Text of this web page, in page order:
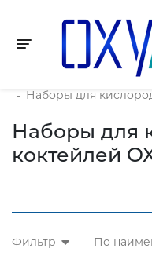
Toggle navigation
- Продукция
- Наборы для
Наборы для
коктейлей
Фильтр По